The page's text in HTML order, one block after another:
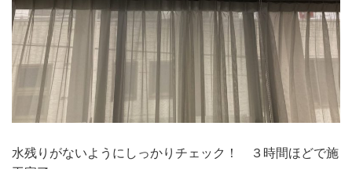
水残りがないようにしっかりチェック！ ３時間ほどで施